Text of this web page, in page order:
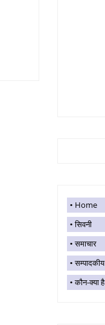
Home
सिवनी
समाचार
सम्पादकीय
कौन-क्या है